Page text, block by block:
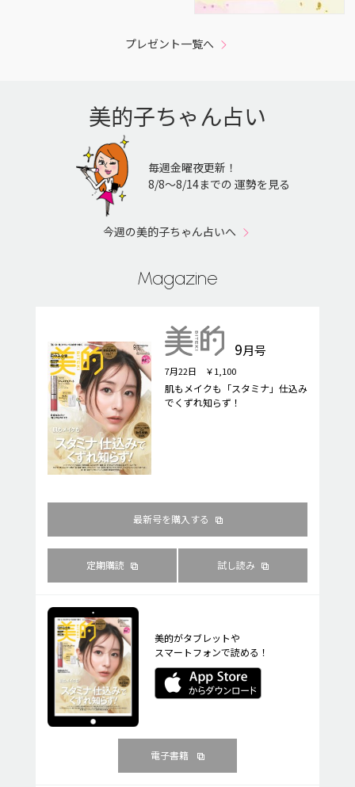
プレゼント一覧へ
美的子ちゃん占い
毎週金曜夜更新！
8/8〜8/14までの 運勢を見る
今週の美的子ちゃん占いへ
Magazine
9月号
7月22日 ￥1,100
肌もメイクも「スタミナ」仕込み
でくずれ知らず！
最新号を購入する
定期購読 試し読み
美的がタブレットや
スマートフォンで読める！
電子書籍